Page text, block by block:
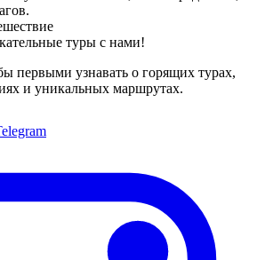
туры с нами!
первыми узнавать о горящих турах,
и уникальных маршрутах.